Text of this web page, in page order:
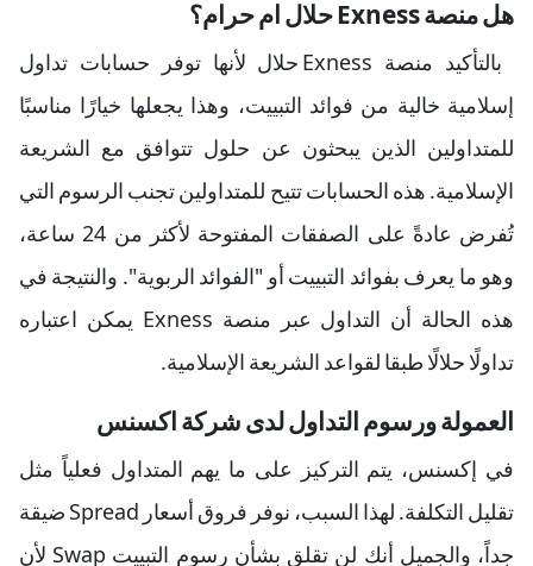
هل منصة Exness حلال ام حرام؟
بالتأكيد منصة Exness حلال لأنها توفر حسابات تداول
إسلامية خالية من فوائد التبييت، وهذا يجعلها خيارًا مناسبًا
للمتداولين الذين يبحثون عن حلول تتوافق مع الشريعة
الإسلامية. هذه الحسابات تتيح للمتداولين تجنب الرسوم التي
تُفرض عادةً على الصفقات المفتوحة لأكثر من 24 ساعة،
وهو ما يعرف بفوائد التبييت أو "الفوائد الربوية". والنتيجة في
هذه الحالة أن التداول عبر منصة Exness يمكن اعتباره
تداولًا حلالًا طبقا لقواعد الشريعة الإسلامية.
العمولة ورسوم التداول لدى شركة اكسنس
في إكسنس، يتم التركيز على ما يهم المتداول فعلياً مثل
تقليل التكلفة. لهذا السبب، نوفر فروق أسعار Spread ضيقة
جداً، والجميل أنك لن تقلق بشأن رسوم التبييت Swap لأن